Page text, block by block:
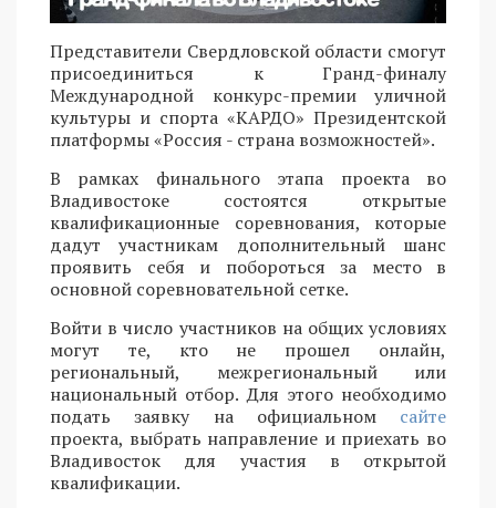
Представители Свердловской области смогут
присоединиться к Гранд-финалу
Международной конкурс-премии уличной
культуры и спорта «КАРДО» Президентской
платформы «Россия - страна возможностей».
В рамках финального этапа проекта во
Владивостоке состоятся открытые
квалификационные соревнования, которые
дадут участникам дополнительный шанс
проявить себя и побороться за место в
основной соревновательной сетке.
Войти в число участников на общих условиях
могут те, кто не прошел онлайн,
региональный, межрегиональный или
национальный отбор. Для этого необходимо
подать заявку на официальном сайте
проекта, выбрать направление и приехать во
Владивосток для участия в открытой
квалификации.